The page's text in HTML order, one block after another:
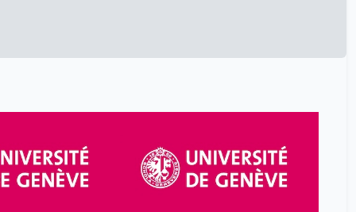
Togni Nadia 9
Venayre Sylvain 1
Watt Jeffrey 9
Wenger Alexandre